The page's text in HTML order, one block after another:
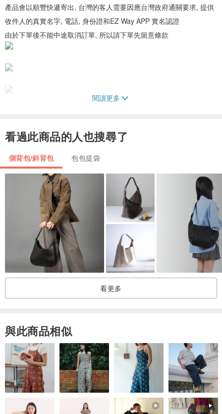
產品會以順豐快遞寄出, 台灣的客人需要因應台灣政府通關要求, 提供
收件人的真實名字, 電話, 身份證和EZ Way APP 實名認證
由於下單後不能中途取消訂單, 所以請下單先留意條款
閱讀更多
看過此商品的人也搜尋了
側背包/斜背包 包包提袋
看更多
與此商品相似